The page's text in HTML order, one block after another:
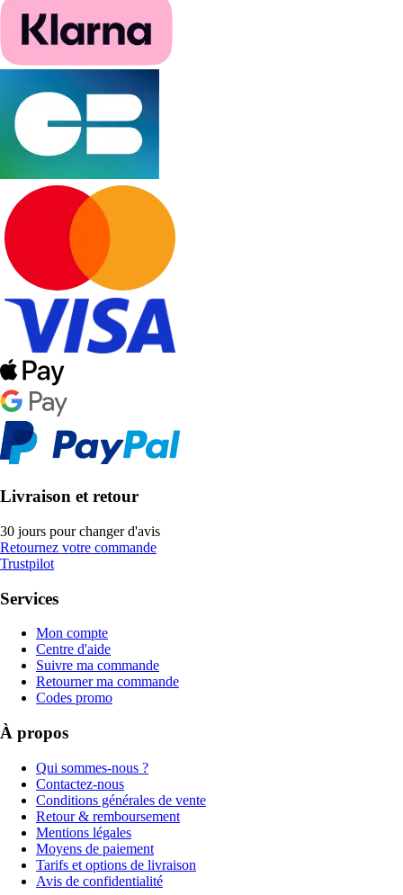
Livraison et retour
30 jours pour changer d'avis
Retournez votre commande
Trustpilot
Services
Mon compte
Centre d'aide
Suivre ma commande
Retourner ma commande
Codes promo
À propos
Qui sommes-nous ?
Contactez-nous
Conditions générales de vente
Retour & remboursement
Mentions légales
Moyens de paiement
Tarifs et options de livraison
Avis de confidentialité